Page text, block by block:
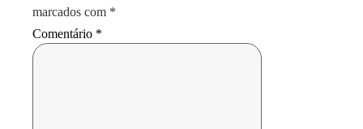
marcados com *
Comentário *